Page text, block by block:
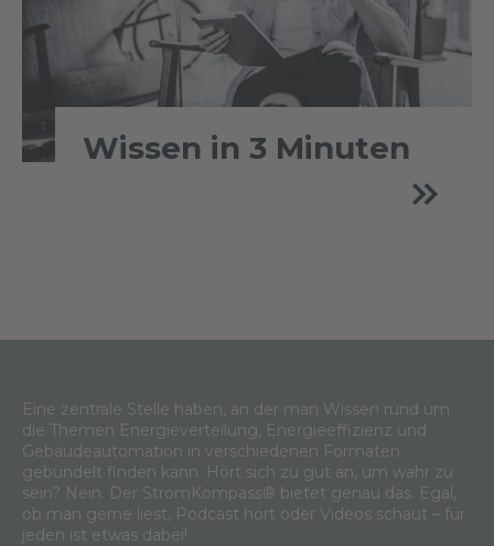
Wissen in 3 Minuten
Eine zentrale Stelle haben, an der man Wissen rund um
die Themen Energieverteilung, Energieeffizienz und
Gebäudeautomation in verschiedenen Formaten
gebündelt finden kann. Hört sich zu gut an, um wahr zu
sein? Nein. Der StromKompass® bietet genau das. Egal,
ob man gerne liest, Podcast hört oder Videos schaut – für
jeden ist etwas dabei!